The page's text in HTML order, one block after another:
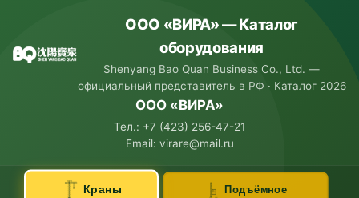
ООО «ВИРА» — Каталог
оборудования
Shenyang Bao Quan Business Co., Ltd. —
официальный представитель в РФ · Каталог 2026
ООО «ВИРА»
Тел.: +7 (423) 256-47-21
Email: virare@mail.ru
Краны
Подъёмное